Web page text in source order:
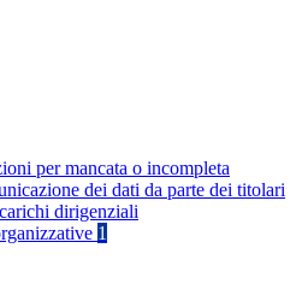
per mancata o incompleta
dei dati da parte dei titolari
dirigenziali
1